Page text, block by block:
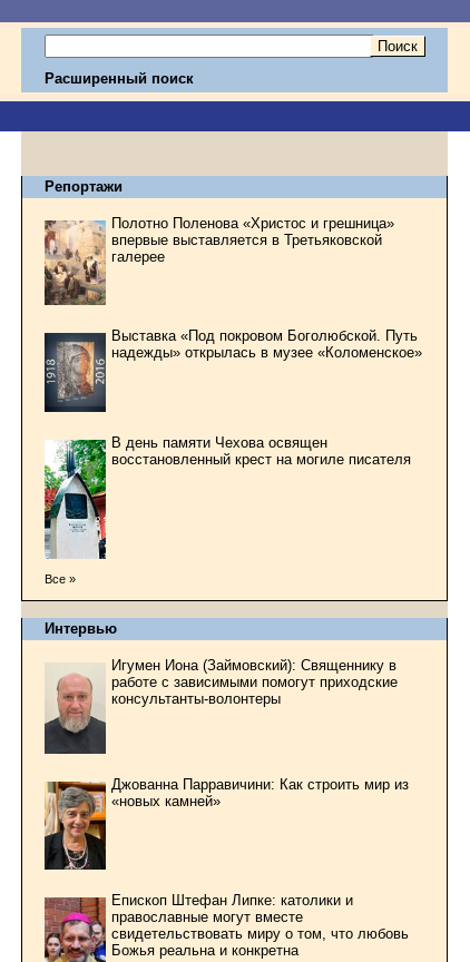
Расширенный поиск
Репортажи
Полотно Поленова «Христос и грешница»
впервые выставляется в Третьяковской
галерее
Выставка «Под покровом Боголюбской. Путь
надежды» открылась в музее «Коломенское»
В день памяти Чехова освящен
восстановленный крест на могиле писателя
Все »
Интервью
Игумен Иона (Займовский): Священнику в
работе с зависимыми помогут приходские
консультанты-волонтеры
Джованна Парравичини: Как строить мир из
«новых камней»
Епископ Штефан Липке: католики и
православные могут вместе
свидетельствовать миру о том, что любовь
Божья реальна и конкретна